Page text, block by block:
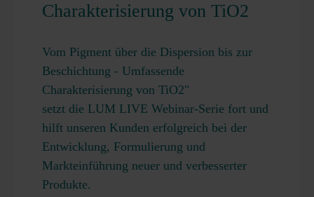
Charakterisierung von TiO2
Vom Pigment über die Dispersion bis zur
Beschichtung - Umfassende
Charakterisierung von TiO2"
setzt die LUM LIVE Webinar-Serie fort und
hilft unseren Kunden erfolgreich bei der
Entwicklung, Formulierung und
Markteinführung neuer und verbesserter
Produkte.